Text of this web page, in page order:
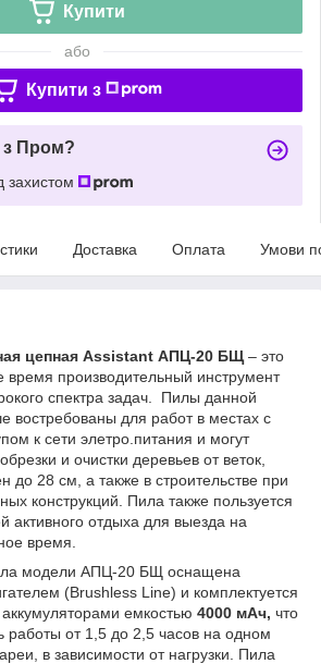
Купити
або
Купити з
з Пром?
захистом
Доставка Оплата Умови
цепная Assistant АПЦ-20 БЩ – это
время производительный инструмент
спектра задач. Пилы данной
востребованы для работ в местах с
к сети элетро.питания и могут
и очистки деревьев от веток,
до 28 см, а также в строительстве при
конструкций. Пила также пользуется
активного отдыха для выезда на
время.
модели АПЦ-20 БЩ оснащена
(Brushless Line) и комплектуется
емкостью 4000 мАч, что
работы от 1,5 до 2,5 часов на одном
в зависимости от нагрузки. Пила